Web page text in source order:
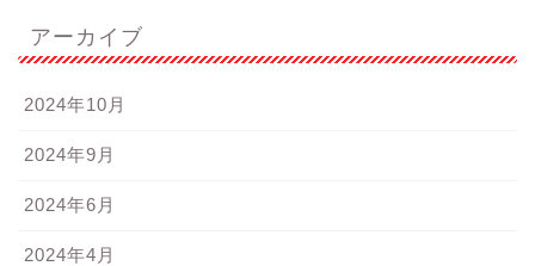
アーカイブ
2024年10月
2024年9月
2024年6月
2024年4月